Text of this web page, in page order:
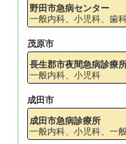
野田市急病センター
一般内科、小児科、歯
茂原市
長生郡市夜間急病診療
一般内科、小児科
成田市
成田市急病診療所
一般内科、小児科、一